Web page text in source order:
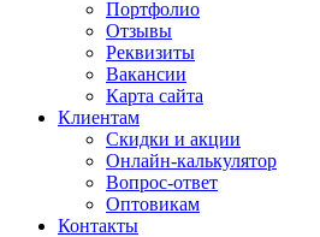
Портфолио
Отзывы
Реквизиты
Вакансии
Карта сайта
Клиентам
Скидки и акции
Онлайн-калькулятор
Вопрос-ответ
Оптовикам
Контакты